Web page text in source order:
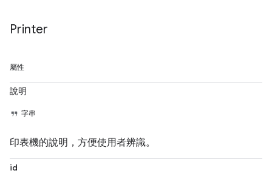
Printer
屬性
說明
字串
印表機的說明，方便使用者辨識。
id